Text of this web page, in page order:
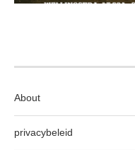
About
privacybeleid